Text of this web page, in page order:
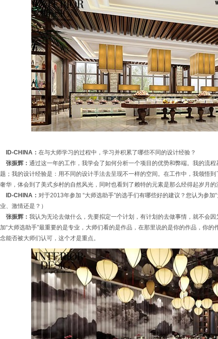
ID-CHINA： 在与大师学习的过程中，学习并积累了哪些不同的设计经验？
张振辉： 通过这一年的工作，我学会了如何分析一个项目的优势和弊端。我的
题；我的设计经验是：用不同的设计手法去呈现不一样的空间。在工作中，我领悟
奢华，体会到了美式乡村的自然风光，同时也看到了赖特的元素是那么经得起岁月
ID-CHINA： 对于2013年参加 “大师选助手”的选手们有哪些好的建议？您认为参加
业、激情还是？）
张振辉： 我认为无论去做什么，先要拟定一个计划，有计划的去做事情，就不会
加“大师选助手”最重要的是专业，大师们看的是作品，在那里说的是你的作品，你
念能否被大师们认可，这个才是重点。